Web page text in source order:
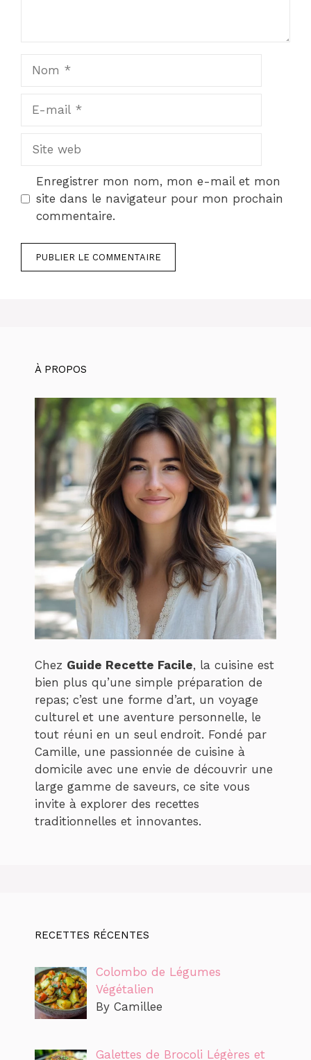
Site
Enregistrer mon nom, mon e-mail et mon
site dans le navigateur pour mon prochain
commentaire.
À PROPOS
Chez Guide Recette Facile, la cuisine est
bien plus qu’une simple préparation de
repas; c’est une forme d’art, un voyage
culturel et une aventure personnelle, le
tout réuni en un seul endroit. Fondé par
Camille, une passionnée de cuisine à
domicile avec une envie de découvrir une
large gamme de saveurs, ce site vous
invite à explorer des recettes
traditionnelles et innovantes.
RECETTES RÉCENTES
Colombo de Légumes
Végétalien
By Camillee
Galettes de Brocoli Légères et